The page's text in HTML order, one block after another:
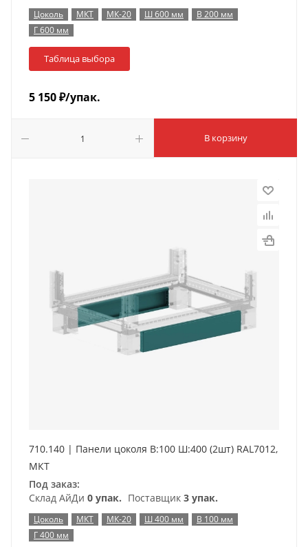
Цоколь МКТ МК-20 Ш 600 мм
В 200 мм
Г 600 мм
Таблица выбора
5 150₽/упак.
В корзину
710.140 | Панели цоколя В:100 Ш:400 (2шт) RAL7012,
МКТ
Под заказ:
Склад АйДи 0 упак. Поставщик 3 упак.
Цоколь МКТ МК-20 Ш 400 мм
В 100 мм
Г 400 мм